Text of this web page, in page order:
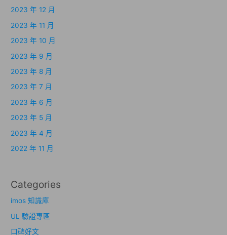
2023 年 12 月
2023 年 11 月
2023 年 10 月
2023 年 9 月
2023 年 8 月
2023 年 7 月
2023 年 6 月
2023 年 5 月
2023 年 4 月
2022 年 11 月
Categories
imos 知識庫
UL 驗證專區
口碑好文